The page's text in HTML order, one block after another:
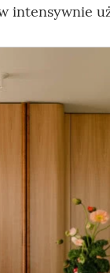
intensywnie